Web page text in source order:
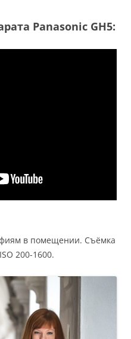
Panasonic GH5:
в помещении. Съёмка
200-1600.